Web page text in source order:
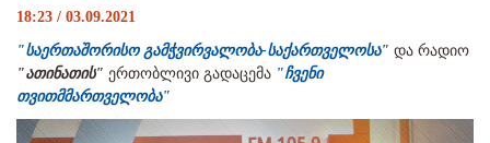
18:23 / 03.09.2021
"საერთაშორისო გამჭვირვალობა-საქართველოსა" და რადიო
"ათინათის" ერთობლივი გადაცემა "ჩვენი
თვითმმართველობა"